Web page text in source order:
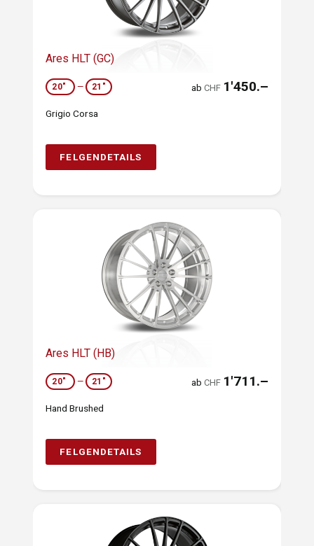
Ares HLT (GC)
20" — 21" abCHF 1'450.–
Grigio Corsa
FELGENDETAILS
Ares HLT (HB)
20" — 21" abCHF 1'711.–
Hand Brushed
FELGENDETAILS